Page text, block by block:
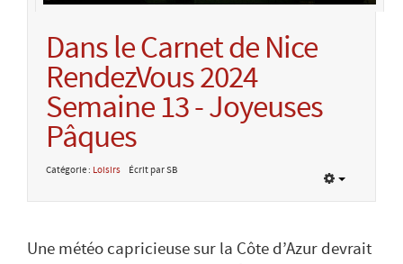
Dans le Carnet de Nice
RendezVous 2024
Semaine 13 - Joyeuses
Pâques
Catégorie : Loisirs Écrit par SB
Une météo capricieuse sur la Côte d’Azur devrait